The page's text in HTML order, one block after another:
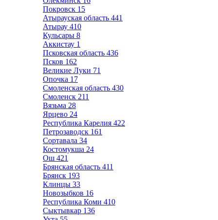
Покровск 15
Атырауская область 441
Атырау 410
Кульсары 8
Аккистау 1
Псковская область 436
Псков 162
Великие Луки 71
Опочка 17
Смоленская область 430
Смоленск 211
Вязьма 28
Ярцево 24
Республика Карелия 422
Петрозаводск 161
Сортавала 34
Костомукша 24
Ош 421
Брянская область 411
Брянск 193
Клинцы 33
Новозыбков 16
Республика Коми 410
Сыктывкар 136